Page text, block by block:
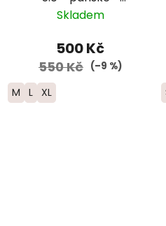
zelená/černá
Skladem
500 Kč
550 Kč (–9 %)
M L XL